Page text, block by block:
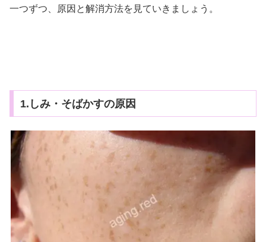
一つずつ、原因と解消方法を見ていきましょう。
1.しみ・そばかすの原因